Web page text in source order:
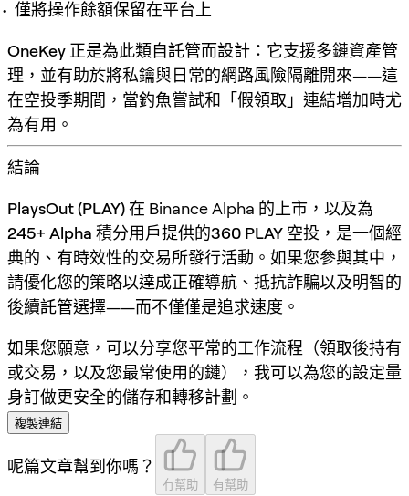
僅將操作餘額保留在平台上
OneKey 正是為此類自託管而設計：它支援多鏈資產管
理，並有助於將私鑰與日常的網路風險隔離開來——這
在空投季期間，當釣魚嘗試和「假領取」連結增加時尤
為有用。
結論
PlaysOut (PLAY)在 Binance Alpha 的上市，以及為
245+ Alpha 積分用戶提供的360 PLAY 空投 ，是一個經
典的、有時效性的交易所發行活動。如果您參與其中，
請優化您的策略以達成正確導航、抵抗詐騙以及明智的
後續託管選擇——而不僅僅是追求速度。
如果您願意，可以分享您平常的工作流程（領取後持有
或交易，以及您最常使用的鏈），我可以為您的設定量
身訂做更安全的儲存和轉移計劃。
複製連結
呢篇文章幫到你嗎？
冇幫助 有幫助